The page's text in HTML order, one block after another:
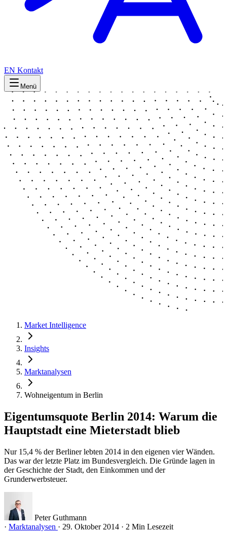
EN Kontakt
Menü
Market Intelligence
Insights
Marktanalysen
Wohneigentum in Berlin
Eigentumsquote Berlin 2014: Warum die
Hauptstadt eine Mieterstadt blieb
Nur 15,4 % der Berliner lebten 2014 in den eigenen vier Wänden.
Das war der letzte Platz im Bundesvergleich. Die Gründe lagen in
der Geschichte der Stadt, den Einkommen und der
Grunderwerbsteuer.
Peter Guthmann
· Marktanalysen · 29. Oktober 2014 · 2 Min Lesezeit